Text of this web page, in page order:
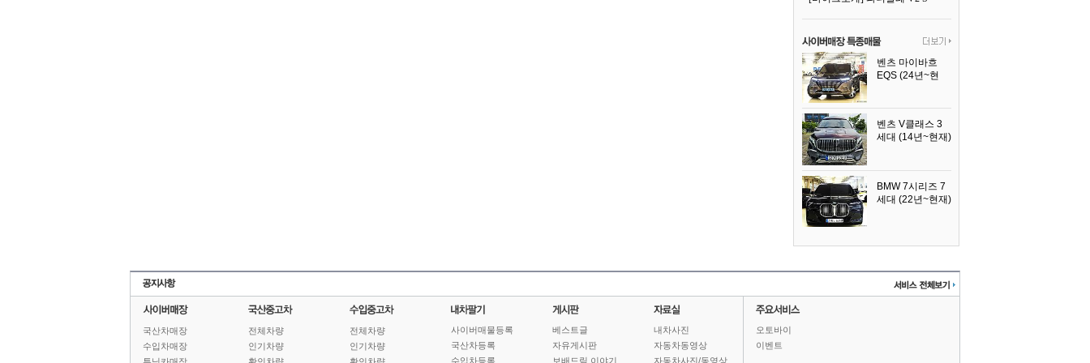
벤츠 마이바흐
EQS (24년~현
벤츠 V클래스 3
세대 (14년~현재)
BMW 7시리즈 7
세대 (22년~현재)
국산차매장
수입차매장
전체차량
인기차량
전체차량
인기차량
사이버매물등록
국산차등록
수입차등록
베스트글
자유게시판
보배드림 이야기
내차사진
자동차동영상
자동차사진/동영상
오토바이
이벤트